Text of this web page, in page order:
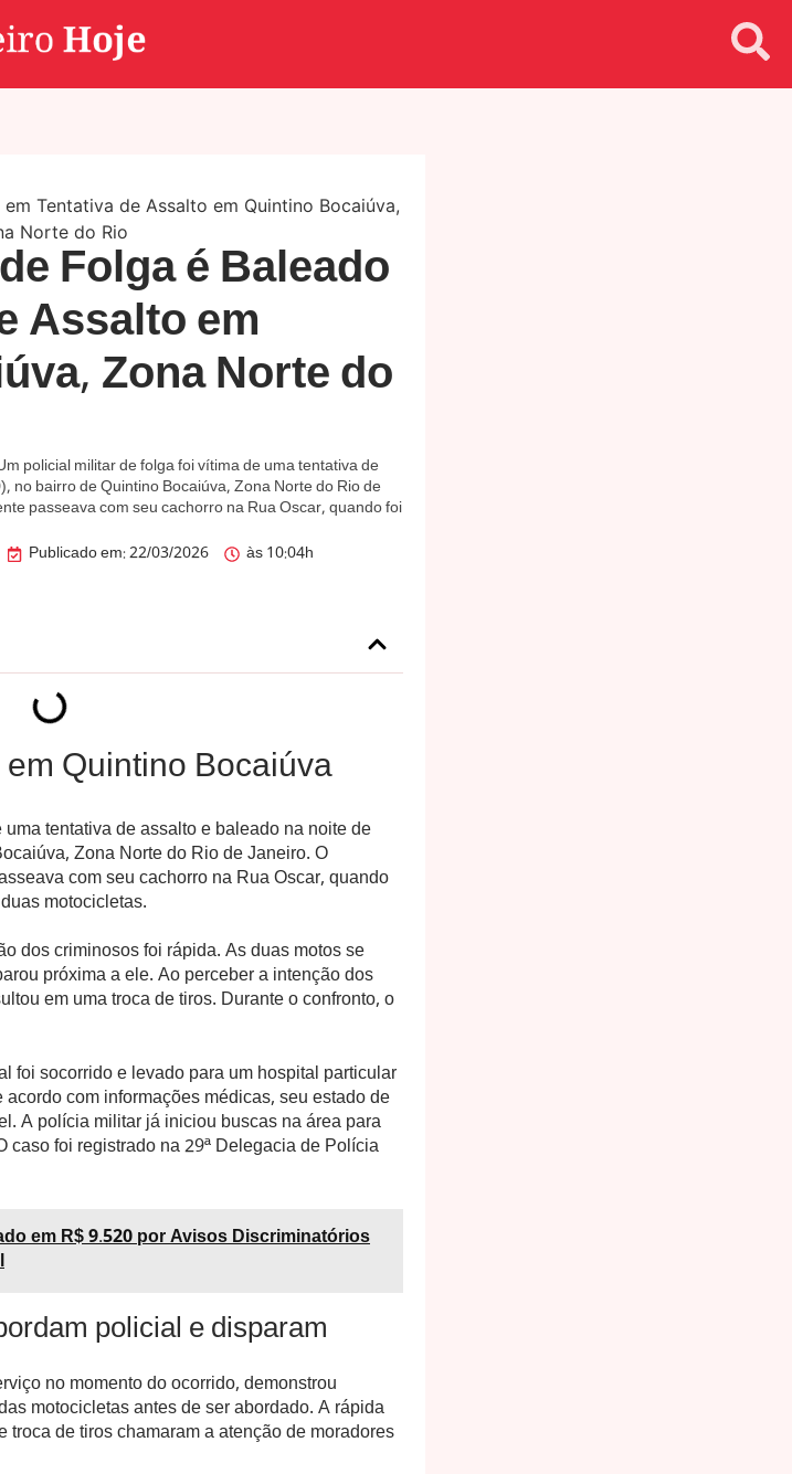
Folga é Baleado
Assalto em
Zona Norte do
policial militar de folga foi vítima de uma tentativa de
no bairro de Quintino Bocaiúva, Zona Norte do Rio de
passeava com seu cachorro na Rua Oscar, quando foi
Publicado em:22/03/2026 às10:04h
Quintino Bocaiúva
tentativa de assalto e baleado na noite de
Zona Norte do Rio de Janeiro. O
com seu cachorro na Rua Oscar, quando
motocicletas.
dos criminosos foi rápida. As duas motos se
próxima a ele. Ao perceber a intenção dos
em uma troca de tiros. Durante o confronto, o
foi socorrido e levado para um hospital particular
com informações médicas, seu estado de
A polícia militar já iniciou buscas na área para
caso foi registrado na 29ª Delegacia de Polícia
em R$ 9.520 por Avisos Discriminatórios
policial e disparam
no momento do ocorrido, demonstrou
motocicletas antes de ser abordado. A rápida
de tiros chamaram a atenção de moradores